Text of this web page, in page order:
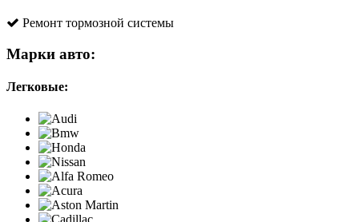
Ремонт тормозной системы
Марки авто:
Легковые: